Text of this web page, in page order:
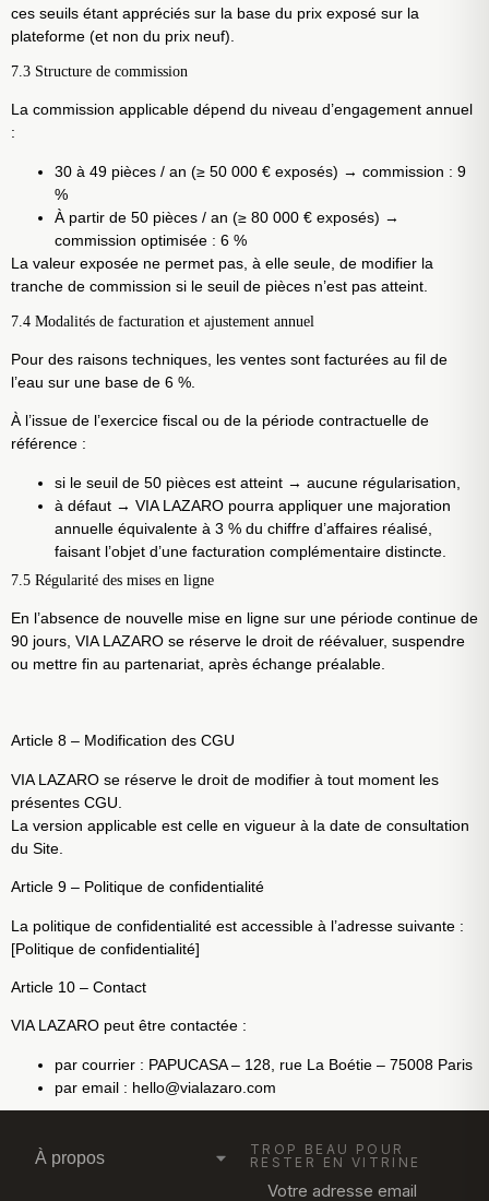
ces seuils étant appréciés sur la base du prix exposé sur la
plateforme (et non du prix neuf).
7.3 Structure de commission
La commission applicable dépend du niveau d’engagement annuel
:
30 à 49 pièces / an (≥ 50 000 € exposés) → commission : 9
%
À partir de 50 pièces / an (≥ 80 000 € exposés) →
commission optimisée : 6 %
La valeur exposée ne permet pas, à elle seule, de modifier la
tranche de commission si le seuil de pièces n’est pas atteint.
7.4 Modalités de facturation et ajustement annuel
Pour des raisons techniques, les ventes sont facturées au fil de
l’eau sur une base de 6 %.
À l’issue de l’exercice fiscal ou de la période contractuelle de
référence :
si le seuil de 50 pièces est atteint → aucune régularisation,
à défaut → VIA LAZARO pourra appliquer une majoration
annuelle équivalente à 3 % du chiffre d’affaires réalisé,
faisant l’objet d’une facturation complémentaire distincte.
7.5 Régularité des mises en ligne
En l’absence de nouvelle mise en ligne sur une période continue de
90 jours, VIA LAZARO se réserve le droit de réévaluer, suspendre
ou mettre fin au partenariat, après échange préalable.
Article 8 – Modification des CGU
VIA LAZARO se réserve le droit de modifier à tout moment les
présentes CGU.
La version applicable est celle en vigueur à la date de consultation
du Site.
Article 9 – Politique de confidentialité
La politique de confidentialité est accessible à l’adresse suivante :
[Politique de confidentialité]
Article 10 – Contact
VIA LAZARO peut être contactée :
par courrier : PAPUCASA – 128, rue La Boétie – 75008 Paris
par email : hello@vialazaro.com
À propos
TROP BEAU POUR
RESTER EN VITRINE